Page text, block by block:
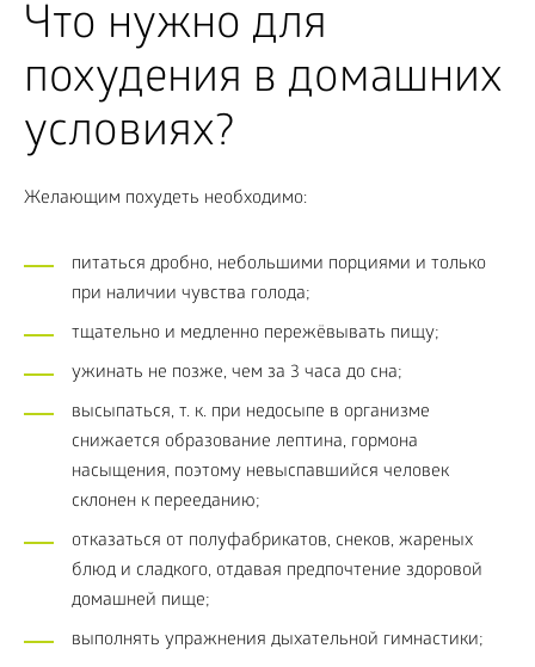
Что нужно для
похудения в домашних
условиях?
Желающим похудеть необходимо:
питаться дробно, небольшими порциями и только
при наличии чувства голода;
тщательно и медленно пережёвывать пищу;
ужинать не позже, чем за 3 часа до сна;
высыпаться, т. к. при недосыпе в организме
снижается образование лептина, гормона
насыщения, поэтому невыспавшийся человек
склонен к перееданию;
отказаться от полуфабрикатов, снеков, жареных
блюд и сладкого, отдавая предпочтение здоровой
домашней пище;
выполнять упражнения дыхательной гимнастики;